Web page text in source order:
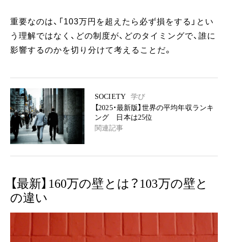
重要なのは、「103万円を超えたら必ず損をする」とい
う理解ではなく、どの制度が、どのタイミングで、誰に
影響するのかを切り分けて考えることだ。
SOCIETY
学び
【2025・最新版】世界の平均年収ランキ
ング 日本は25位
関連記事
【最新】160万の壁とは？103万の壁と
の違い